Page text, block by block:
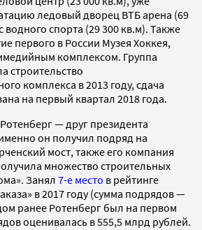
ледовый дворец ВТБ арена (69
водного спорта (29 300 кв.м). Также
первого в России Музея Хоккея,
комплексом. Группа
строительство
комплекса в 2013 году, сдача
на первый квартал 2018 года.
— друг президента
он получил подряд на
мост, также его компания
множество строительных
Занял 7-е место в рейтинге
в 2017 году (сумма подрядов —
ранее Ротенберг был на первом
оценивалась в 555,5 млрд рублей.